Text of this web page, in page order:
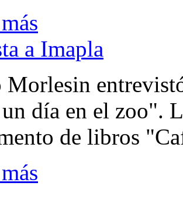
a Imapla
día en el zoo".
de libros